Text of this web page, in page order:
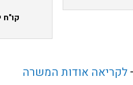
קו"ח
לקריאה אודות המשרה